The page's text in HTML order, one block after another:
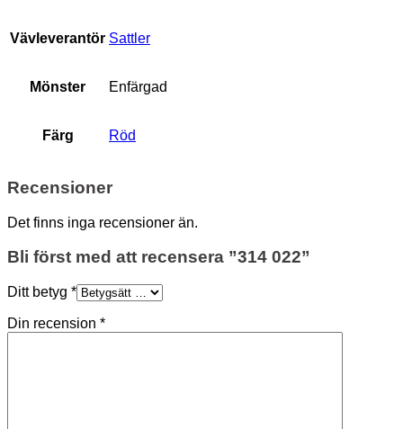
Vävleverantör Sattler
Mönster Enfärgad
Färg Röd
Recensioner
Det finns inga recensioner än.
Bli först med att recensera ”314 022”
Ditt betyg *
Din recension *